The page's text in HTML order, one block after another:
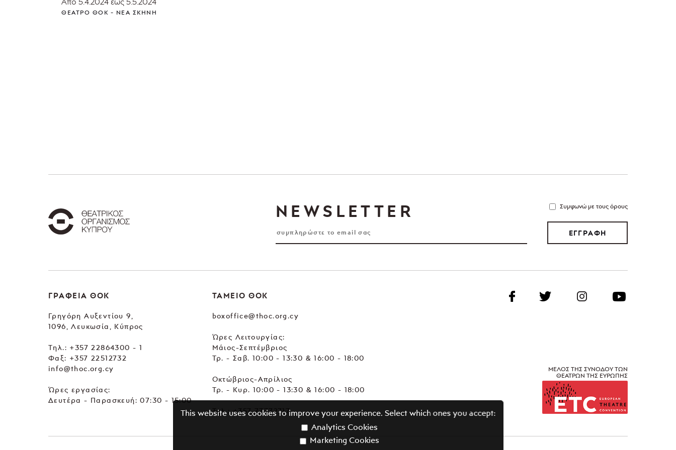
ΘΈΑΤΡΟ ΘΟΚ - ΝΈΑ ΣΚΗΝΉ
NEWSLETTER Συμφωνώ με τους όρους
ΕΓΓΡΑΦΗ
ΓΡΑΦΕΙΑ ΘΟΚ
Γρηγόρη Αυξεντίου 9,
1096, Λευκωσία, Κύπρος
Tηλ.: +357 22864300 - 1
Φαξ: +357 22512732
info@thoc.org.cy
Ώρες εργασίας:
Δευτέρα - Παρασκευή: 07:30 - 15:00
ΤΑΜΕΙΟ ΘΟΚ
boxoffice@thoc.org.cy
Ώρες Λειτουργίας:
Μάιος-Σεπτέμβριος
Τρ. - Σαβ. 10:00 - 13:30 & 16:00 - 18:00
Οκτώβριος-Απρίλιος
Τρ. - Κυρ. 10:00 - 13:30 & 16:00 - 18:00
Τηλ.:+357 77772717
ΜΕΛΟΣ ΤΗΣ ΣΥΝΟΔΟΥ ΤΩΝ
ΘΕΑΤΡΩΝ ΤΗΣ ΕΥΡΩΠΗΣ
This website uses cookies to improve your experience. Select which ones you accept:
Analytics Cookies
Marketing Cookies